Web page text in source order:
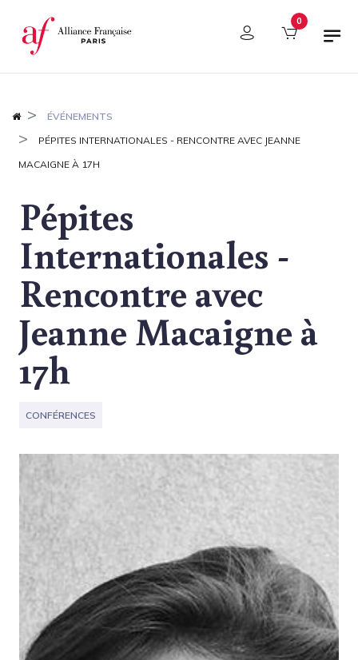
Panneau de gestion des cookies 0
ÉVÉNEMENTS
PÉPITES INTERNATIONALES - RENCONTRE AVEC JEANNE
MACAIGNE À 17H
Pépites
Internationales -
Rencontre avec
Jeanne Macaigne à
17h
CONFÉRENCES